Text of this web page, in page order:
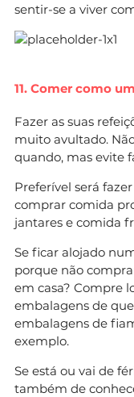
sentir-se a viver
11. Comer como
Fazer as suas
muito avultado.
quando, mas evite
Preferível será
comprar comida
jantares e comida
Se ficar alojado
porque não
em casa? Compre
embalagens de
embalagens de
exemplo.
Se está ou vai de
também de